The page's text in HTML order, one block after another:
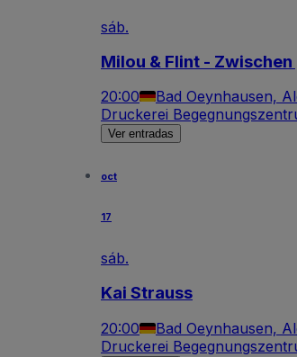
sáb.
Milou & Flint -
20:00 Bad Oeynhausen,
Druckerei
Ver entradas
oct
17
sáb.
Kai Strauss
20:00 Bad Oeynhausen,
Druckerei